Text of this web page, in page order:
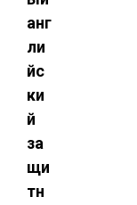
анг
ли
йс
ки
й
за
щи
тн